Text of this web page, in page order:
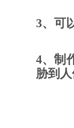
3、可
4、制
胁到人